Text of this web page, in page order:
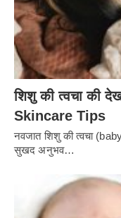
शिशु की त्वचा की
Skincare Tips
नवजात शिशु की त्वचा
सुखद अनुभव…